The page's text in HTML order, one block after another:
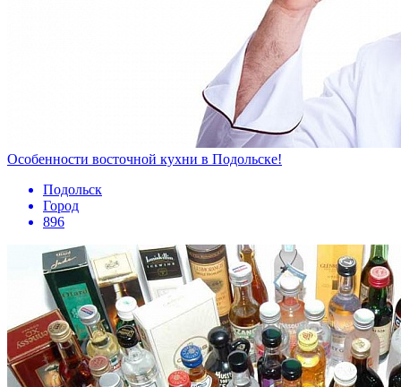
Особенности восточной кухни в Подольске!
Подольск
Город
896